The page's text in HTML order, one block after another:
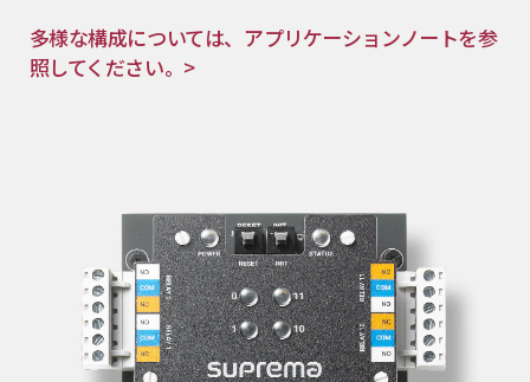
多様な構成については、アプリケーションノートを参
照してください。>